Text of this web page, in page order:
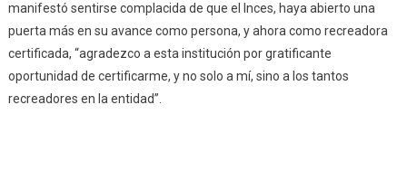
manifestó sentirse complacida de que el Inces, haya abierto una
puerta más en su avance como persona, y ahora como recreadora
certificada, “agradezco a esta institución por gratificante
oportunidad de certificarme, y no solo a mí, sino a los tantos
recreadores en la entidad”.